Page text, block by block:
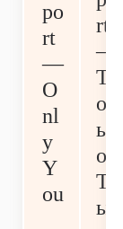
po
rt
—
O
nl
y
Y
ou
rt
—
Т
ол
ьк
о
Т
ы